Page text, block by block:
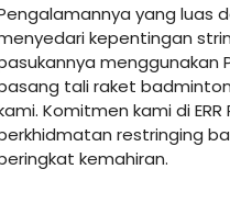
yang luas
kepentingan
menggunakan
tali raket
Komitmen kami di
restringing
kemahiran.